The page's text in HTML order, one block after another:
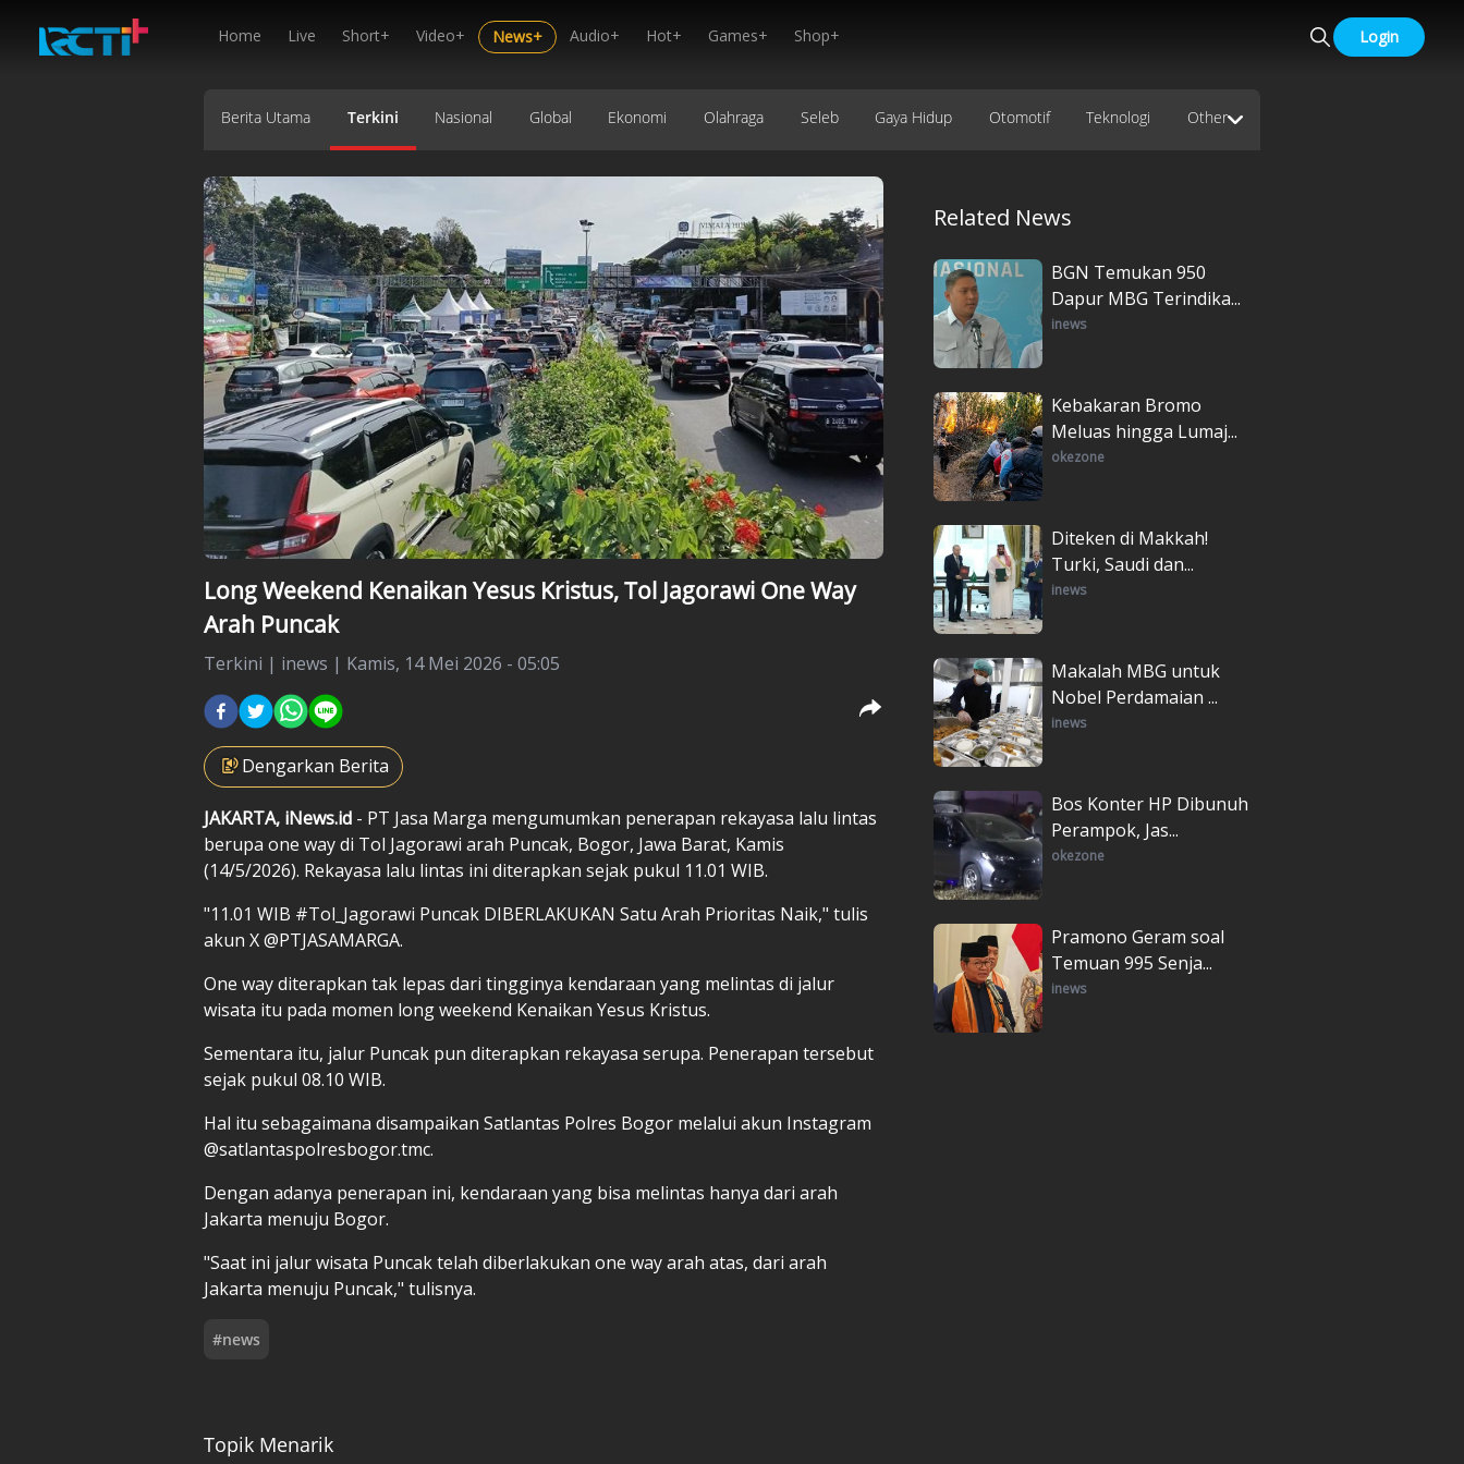
Home Live Short+ Video+ News+ Audio+ Hot+ Games+ Shop+ Login
Berita Utama Terkini Nasional Global Ekonomi Olahraga Seleb Gaya Hidup Otomotif Teknologi Other
Long Weekend Kenaikan Yesus Kristus, Tol Jagorawi One Way
Arah Puncak
Terkini | inews | Kamis, 14 Mei 2026 - 05:05
Dengarkan Berita
JAKARTA, iNews.id - PT Jasa Marga mengumumkan penerapan rekayasa lalu lintas
berupa one way di Tol Jagorawi arah Puncak, Bogor, Jawa Barat, Kamis
(14/5/2026). Rekayasa lalu lintas ini diterapkan sejak pukul 11.01 WIB.
"11.01 WIB #Tol_Jagorawi Puncak DIBERLAKUKAN Satu Arah Prioritas Naik," tulis
akun X @PTJASAMARGA.
One way diterapkan tak lepas dari tingginya kendaraan yang melintas di jalur
wisata itu pada momen long weekend Kenaikan Yesus Kristus.
Sementara itu, jalur Puncak pun diterapkan rekayasa serupa. Penerapan tersebut
sejak pukul 08.10 WIB.
Hal itu sebagaimana disampaikan Satlantas Polres Bogor melalui akun Instagram
@satlantaspolresbogor.tmc.
Dengan adanya penerapan ini, kendaraan yang bisa melintas hanya dari arah
Jakarta menuju Bogor.
"Saat ini jalur wisata Puncak telah diberlakukan one way arah atas, dari arah
Jakarta menuju Puncak," tulisnya.
#news
Related News
BGN Temukan 950
Dapur MBG Terindika...
inews
Kebakaran Bromo
Meluas hingga Lumaj...
okezone
Diteken di Makkah!
Turki, Saudi dan...
inews
Makalah MBG untuk
Nobel Perdamaian ...
inews
Bos Konter HP Dibunuh
Perampok, Jas...
okezone
Pramono Geram soal
Temuan 995 Senja...
inews
Topik Menarik